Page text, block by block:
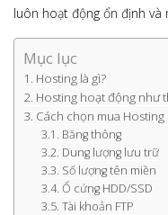
luôn hoạt động ổn định và
Mục lục
Hosting là gì?
Hosting hoạt động như
Cách chọn mua
Băng thông
Dung lượng lưu trữ
Số lượng tên miền
Ổ cứng HDD/SSD
Tài khoản FTP